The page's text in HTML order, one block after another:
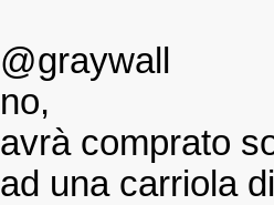
@graywall
no,
avrà comprato
ad una carriola